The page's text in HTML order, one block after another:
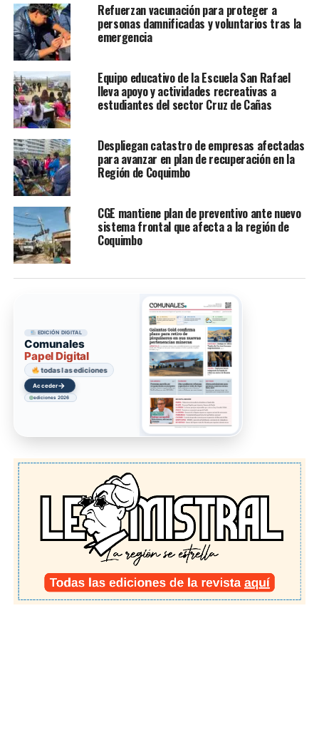
Refuerzan vacunación para proteger a
personas damnificadas y voluntarios tras la
emergencia
Equipo educativo de la Escuela San Rafael
lleva apoyo y actividades recreativas a
estudiantes del sector Cruz de Cañas
Despliegan catastro de empresas afectadas
para avanzar en plan de recuperación en la
Región de Coquimbo
CGE mantiene plan de preventivo ante nuevo
sistema frontal que afecta a la región de
Coquimbo
EDICIÓN DIGITAL
Comunales
Papel Digital
todas las ediciones
Acceder→
ediciones 2026